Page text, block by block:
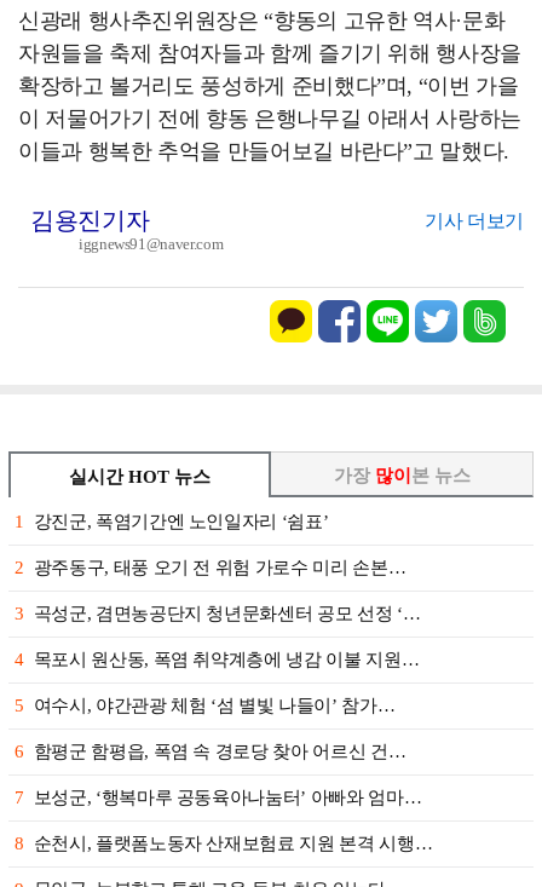
신광래 행사추진위원장은 “향동의 고유한 역사·문화
자원들을 축제 참여자들과 함께 즐기기 위해 행사장을
확장하고 볼거리도 풍성하게 준비했다”며, “이번 가을
이 저물어가기 전에 향동 은행나무길 아래서 사랑하는
이들과 행복한 추억을 만들어보길 바란다”고 말했다.
김용진기자 기사 더보기
iggnews91@naver.com
실시간 HOT 뉴스
1 강진군, 폭염기간엔 노인일자리 ‘쉼표’
2 광주동구, 태풍 오기 전 위험 가로수 미리 손본…
3 곡성군, 겸면농공단지 청년문화센터 공모 선정 ‘…
4 목포시 원산동, 폭염 취약계층에 냉감 이불 지원…
5 여수시, 야간관광 체험 ‘섬 별빛 나들이’ 참가…
6 함평군 함평읍, 폭염 속 경로당 찾아 어르신 건…
7 보성군, ‘행복마루 공동육아나눔터’ 아빠와 엄마…
8 순천시, 플랫폼노동자 산재보험료 지원 본격 시행…
가장 많이 본 뉴스